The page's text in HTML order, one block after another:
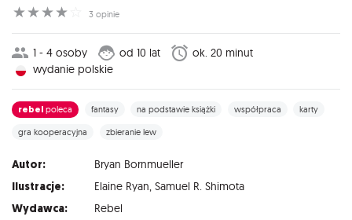
☆
☆
☆
☆ 3 opinie
1 - 4 osoby od 10 lat
ok. 20 minut
wydanie polskie
rebel poleca fantasy na podstawie książki współpraca karty
gra kooperacyjna zbieranie lew
Autor: Bryan Bornmueller
Ilustracje: Elaine Ryan, Samuel R. Shimota
Wydawca: Rebel